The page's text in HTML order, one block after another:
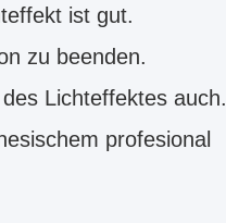
ist gut.
zu beenden.
Lichteffektes auch.
profesional